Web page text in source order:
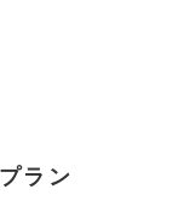
ラン